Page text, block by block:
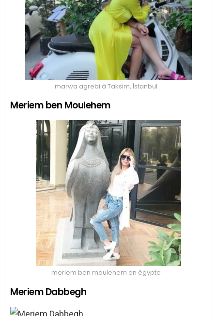
marwa agrebi à Taksim, İstanbul
Meriem ben Moulehem
meriem ben moulehem en égypte
Meriem Dabbegh